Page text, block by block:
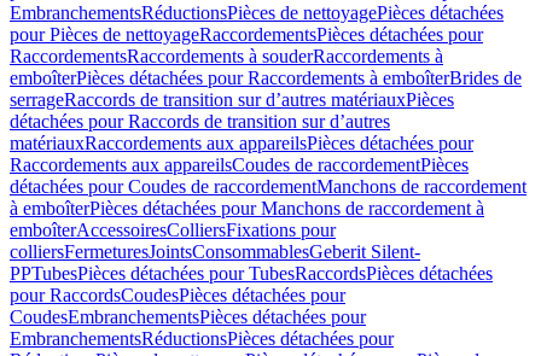
EmbranchementsRéductionsPièces de nettoyagePièces détachées
pour Pièces de nettoyageRaccordementsPièces détachées pour
RaccordementsRaccordements à souderRaccordements à
emboîterPièces détachées pour Raccordements à emboîterBrides de
serrageRaccords de transition sur d’autres matériauxPièces
détachées pour Raccords de transition sur d’autres
matériauxRaccordements aux appareilsPièces détachées pour
Raccordements aux appareilsCoudes de raccordementPièces
détachées pour Coudes de raccordementManchons de raccordement
à emboîterPièces détachées pour Manchons de raccordement à
emboîterAccessoiresColliersFixations pour
colliersFermeturesJointsConsommablesGeberit Silent-
PPTubesPièces détachées pour TubesRaccordsPièces détachées
pour RaccordsCoudesPièces détachées pour
CoudesEmbranchementsPièces détachées pour
EmbranchementsRéductionsPièces détachées pour